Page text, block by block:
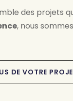
des projets
, nous
DE VOTRE